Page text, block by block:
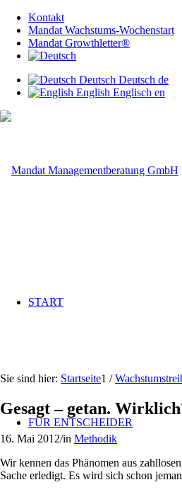
Kontakt
Mandat Wachstums-Wochenstart
Mandat Growthletter®
Deutsch Deutsch de
English Englisch en
START
FÜR ENTSCHEIDER
Sie sind hier: Startseite1 /
Gesagt – getan.
16. Mai 2012/in Methodik
Wir kennen das Phänomen aus
Sache erledigt. Es wird sich schon